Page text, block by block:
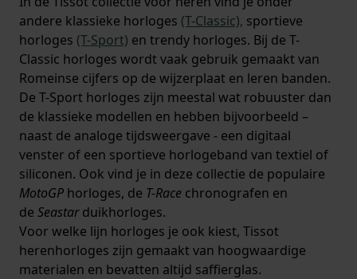
andere klassieke horloges (T-Classic), sportieve
horloges (T-Sport) en trendy horloges. Bij de T-
Classic horloges wordt vaak gebruik gemaakt van
Romeinse cijfers op de wijzerplaat en leren banden.
De T-Sport horloges zijn meestal wat robuuster dan
de klassieke modellen en hebben bijvoorbeeld –
naast de analoge tijdsweergave - een digitaal
venster of een sportieve horlogeband van textiel of
siliconen. Ook vind je in deze collectie de populaire
MotoGP horloges, de T-Race chronografen en
de Seastarduikhorloges.
Voor welke lijn horloges je ook kiest, Tissot
herenhorloges zijn gemaakt van hoogwaardige
materialen en bevatten altijd saffierglas.